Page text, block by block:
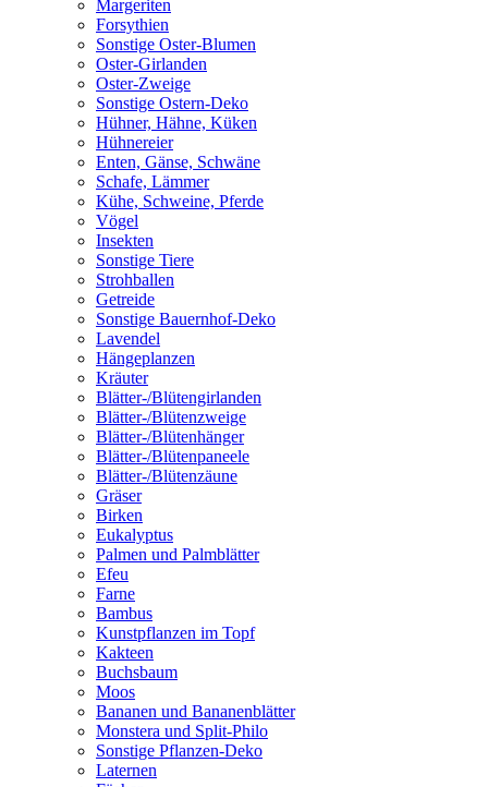
Margeriten
Forsythien
Sonstige Oster-Blumen
Oster-Girlanden
Oster-Zweige
Sonstige Ostern-Deko
Hühner, Hähne, Küken
Hühnereier
Enten, Gänse, Schwäne
Schafe, Lämmer
Kühe, Schweine, Pferde
Vögel
Insekten
Sonstige Tiere
Strohballen
Getreide
Sonstige Bauernhof-Deko
Lavendel
Hängeplanzen
Kräuter
Blätter-/Blütengirlanden
Blätter-/Blütenzweige
Blätter-/Blütenhänger
Blätter-/Blütenpaneele
Blätter-/Blütenzäune
Gräser
Birken
Eukalyptus
Palmen und Palmblätter
Efeu
Farne
Bambus
Kunstpflanzen im Topf
Kakteen
Buchsbaum
Moos
Bananen und Bananenblätter
Monstera und Split-Philo
Sonstige Pflanzen-Deko
Laternen